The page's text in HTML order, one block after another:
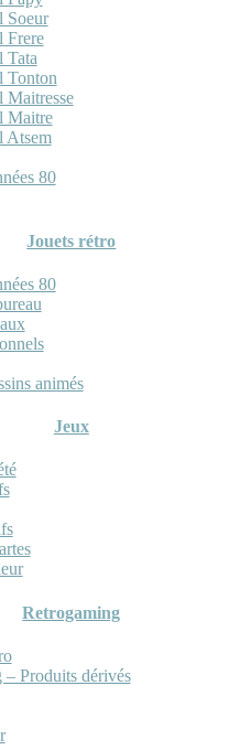
Soeur
Frere
Tata
Tonton
Maitresse
Maitre
Atsem
80
Jouets rétro
80
animés
Jeux
Retrogaming
– Produits dérivés